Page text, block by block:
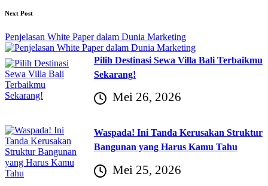
Next Post
Penjelasan White Paper dalam Dunia Marketing
Pilih Destinasi Sewa Villa Bali Terbaikmu
Sekarang!
Mei 26, 2026
Waspada! Ini Tanda Kerusakan Struktur
Bangunan yang Harus Kamu Tahu
Mei 25, 2026